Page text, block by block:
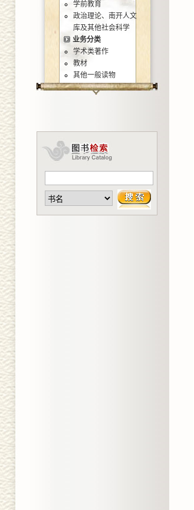
学前教育
政治理论、南开人文
库及其他社会科学
业务分类
学术类著作
教材
其他一般读物